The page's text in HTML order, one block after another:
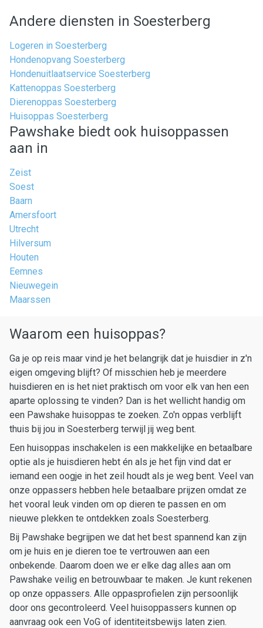
Andere diensten in Soesterberg
Logeren in Soesterberg
Hondenopvang Soesterberg
Hondenuitlaatservice Soesterberg
Kattenoppas Soesterberg
Dierenoppas Soesterberg
Huisoppas Soesterberg
Pawshake biedt ook huisoppassen
aan in
Zeist
Soest
Baarn
Amersfoort
Utrecht
Hilversum
Houten
Eemnes
Nieuwegein
Maarssen
Waarom een huisoppas?
Ga je op reis maar vind je het belangrijk dat je huisdier in z'n
eigen omgeving blijft? Of misschien heb je meerdere
huisdieren en is het niet praktisch om voor elk van hen een
aparte oplossing te vinden? Dan is het wellicht handig om
een Pawshake huisoppas te zoeken. Zo'n oppas verblijft
thuis bij jou in Soesterberg terwijl jij weg bent.
Een huisoppas inschakelen is een makkelijke en betaalbare
optie als je huisdieren hebt én als je het fijn vind dat er
iemand een oogje in het zeil houdt als je weg bent. Veel van
onze oppassers hebben hele betaalbare prijzen omdat ze
het vooral leuk vinden om op dieren te passen en om
nieuwe plekken te ontdekken zoals Soesterberg.
Bij Pawshake begrijpen we dat het best spannend kan zijn
om je huis en je dieren toe te vertrouwen aan een
onbekende. Daarom doen we er elke dag alles aan om
Pawshake veilig en betrouwbaar te maken. Je kunt rekenen
op onze oppassers. Alle oppasprofielen zijn persoonlijk
door ons gecontroleerd. Veel huisoppassers kunnen op
aanvraag ook een VoG of identiteitsbewijs laten zien.